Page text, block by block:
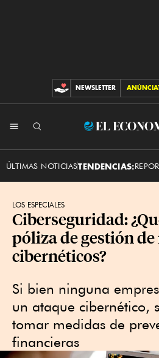
CONTRIBUCIONES
NEWSLETTER
El
ÚLTIMAS NOTICIASTENDENCIAS:
LOS ESPECIALES
Ciberseguridad:
póliza de gestión de
cibernéticos?
Si bien ninguna
un ataque cibernético,
tomar medidas de
financieras